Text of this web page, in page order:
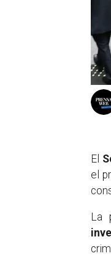
El
el
La